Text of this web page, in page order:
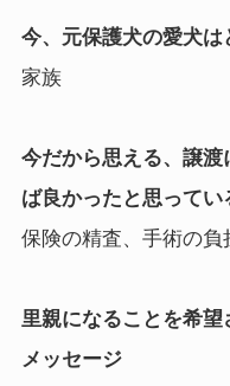
今、元保護犬の愛犬は
家族
今だから思える、譲
ば良かったと思ってい
保険の精査、手術の負
里親になることを希
メッセージ